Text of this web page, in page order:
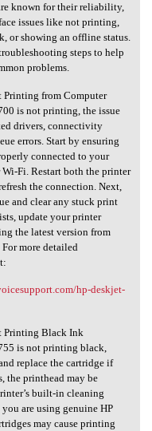
known for their reliability,
issues like not printing,
or showing an offline status.
steps to help
problems.
Printing from Computer
is not printing, the issue
drivers, connectivity
errors. Start by ensuring
connected to your
Fi. Restart both the printer
the connection. Next,
and clear any stuck print
update your printer
the latest version from
more detailed
hp-deskjet-
Printing Black Ink
is not printing black,
replace the cartridge if
the printhead may be
built-in cleaning
are using genuine HP
may cause printing